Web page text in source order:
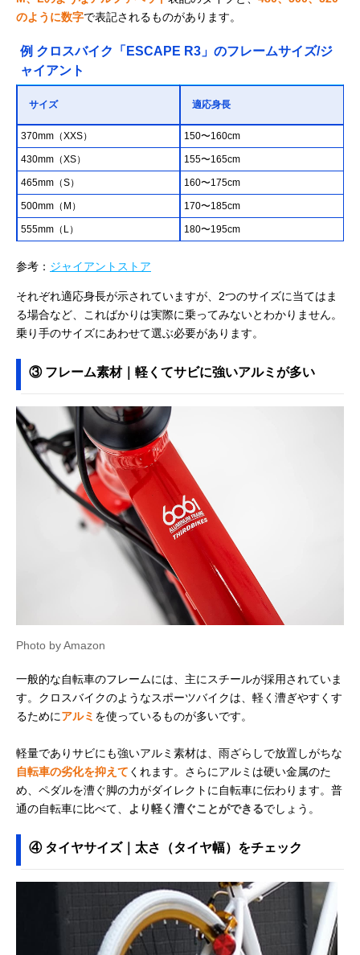
のように数字で表記されるものがあります。
例 クロスバイク「ESCAPE R3」のフレームサイズ/ジ
ャイアント
サイズ 適応身長
370mm（XXS） 150〜160cm
430mm（XS） 155〜165cm
465mm（S） 160〜175cm
500mm（M） 170〜185cm
555mm（L） 180〜195cm
参考： ジャイアントストア
それぞれ適応身長が示されていますが、2つのサイズに当てはま
る場合など、こればかりは実際に乗ってみないとわかりません。
乗り手のサイズにあわせて選ぶ必要があります。
③ フレーム素材｜軽くてサビに強いアルミが多い
Photo by Amazon
一般的な自転車のフレームには、主にスチールが採用されていま
す。クロスバイクのようなスポーツバイクは、軽く漕ぎやすくす
るためにアルミ を使っているものが多いです。
軽量でありサビにも強いアルミ素材は、雨ざらしで放置しがちな
自転車の劣化を抑えて くれます。さらにアルミは硬い金属のた
め、ペダルを漕ぐ脚の力がダイレクトに自転車に伝わります。普
通の自転車に比べて、 より軽く漕ぐことができるでしょう。
④ タイヤサイズ｜太さ（タイヤ幅）をチェック